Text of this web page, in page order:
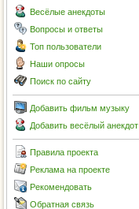
Весёлые анекдоты
Вопросы и ответы
Топ пользователи
Наши опросы
Поиск по сайту
Добавить фильм музыку
Добавить весёлый анекдот
Правила проекта
Реклама на проекте
Рекомендовать
Обратная связь